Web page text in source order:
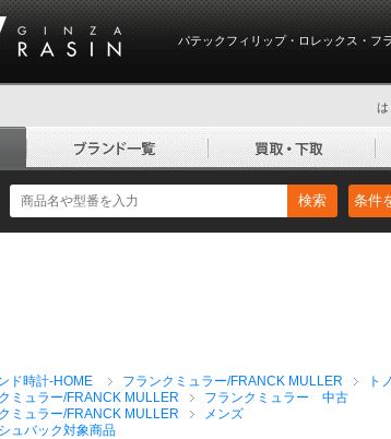
パテックフィリップ・ロレックス・フ
は
検索 条件
ド時計-HOME フランクミュラー/FRANCK MULLER
ト
ミュラー/FRANCK MULLER
フランクミュラー 中古
ミュラー/FRANCK MULLER
メンズ
ュバック対象商品